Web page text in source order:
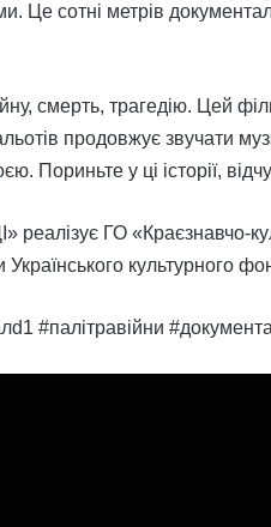
Це сотні метрів
смерть, трагедію. Цей
продовжує звучати
Пориньте у ці історії,
реалізує ГО «Краєзнавчо-
культурного
#палітравійни